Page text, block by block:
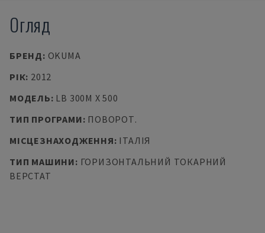
Огляд
БРЕНД: OKUMA
РІК: 2012
МОДЕЛЬ: LB 300M X 500
ТИП ПРОГРАМИ: ПОВОРОТ.
МІСЦЕЗНАХОДЖЕННЯ: ІТАЛІЯ
ТИП МАШИНИ: ГОРИЗОНТАЛЬНИЙ ТОКАРНИЙ
ВЕРСТАТ